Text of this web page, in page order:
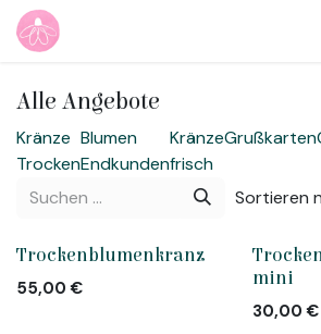
Zum Inhalt springen
Alle Angebote
Kränze
Trocken
Blumen
Endkunden
Kränze
frisch
Grußkarten
Sortieren
Vergriffen
Trockenblumenkranz
55,00 €
mini
30,00 €